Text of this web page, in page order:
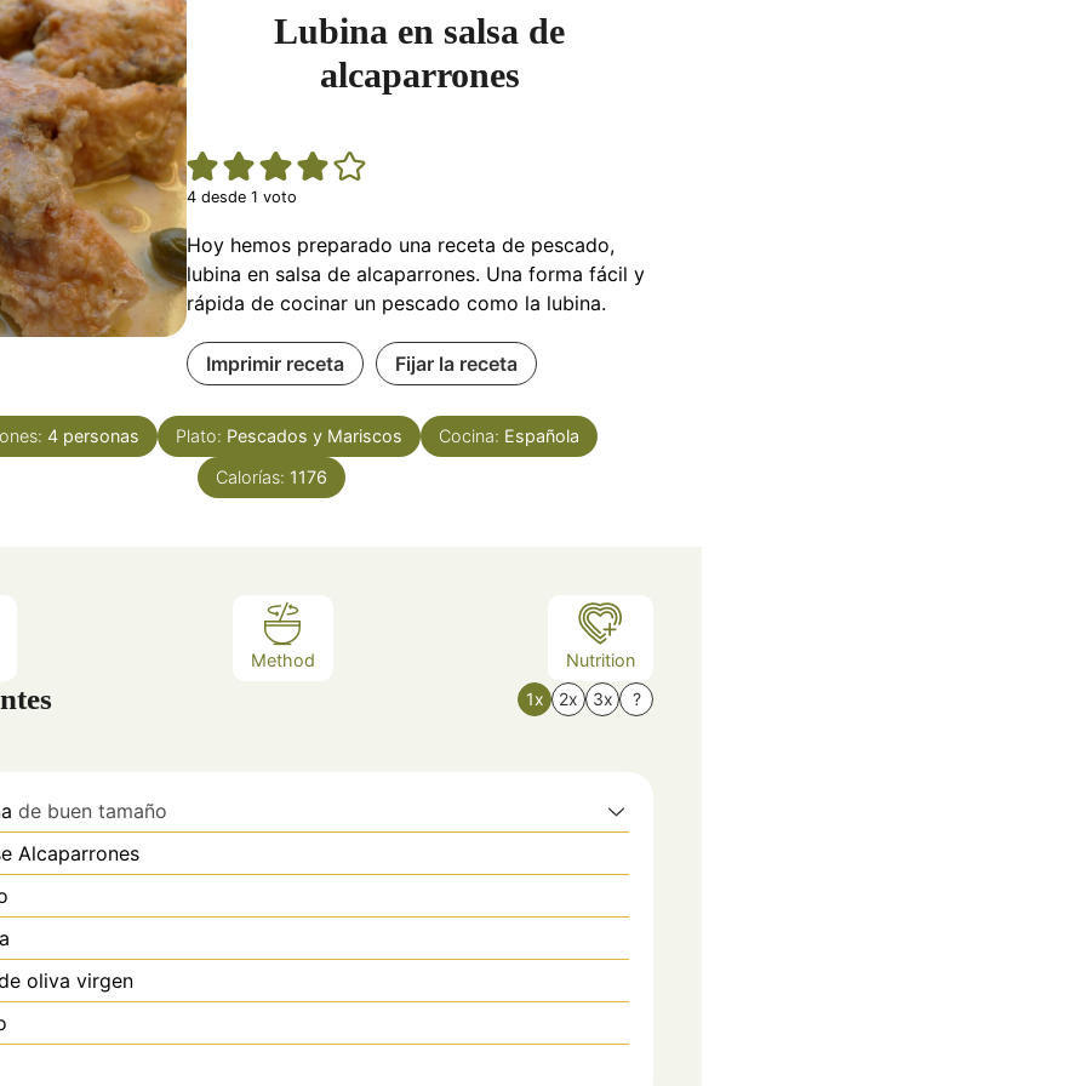
Lubina en salsa de
alcaparrones
4desde 1 voto
Hoy hemos preparado una receta de pescado,
lubina en salsa de alcaparrones. Una forma fácil y
rápida de cocinar un pescado como la lubina.
Imprimir receta Fijar la receta
4 personas Plato: Pescados y Mariscos Cocina: Española
Calorías: 1176
Method Nutrition
1x 2x 3x ?
de buen tamaño
Alcaparrones
oliva virgen